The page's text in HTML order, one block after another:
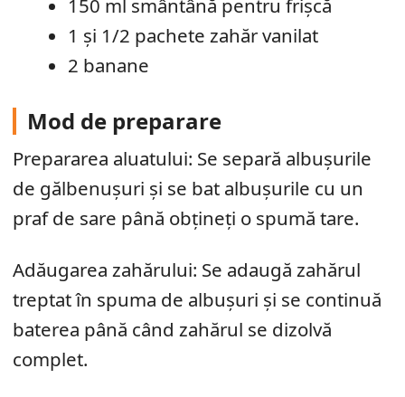
150 ml smântână pentru frișcă
1 și 1/2 pachete zahăr vanilat
2 banane
Mod de preparare
Prepararea aluatului: Se separă albușurile
de gălbenușuri și se bat albușurile cu un
praf de sare până obțineți o spumă tare.
Adăugarea zahărului: Se adaugă zahărul
treptat în spuma de albușuri și se continuă
baterea până când zahărul se dizolvă
complet.